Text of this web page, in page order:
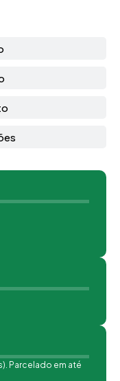
Parcelado em até